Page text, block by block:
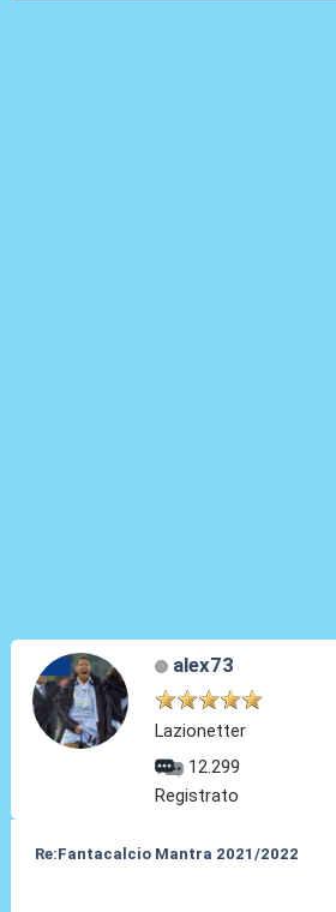
alex73
Lazionetter
12.299
Registrato
Re:Fantacalcio Mantra 2021/2022